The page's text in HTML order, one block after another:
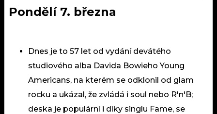
Pondělí 7. března
Dnes je to 57 let od vydání devátého
studiového alba Davida Bowieho Young
Americans, na kterém se odklonil od glam
rocku a ukázal, že zvládá i soul nebo R'n'B;
deska je populární i díky singlu Fame, se